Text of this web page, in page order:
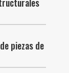
piezas de